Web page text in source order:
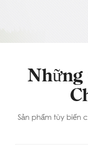
Những
Sản phẩm tùy biến